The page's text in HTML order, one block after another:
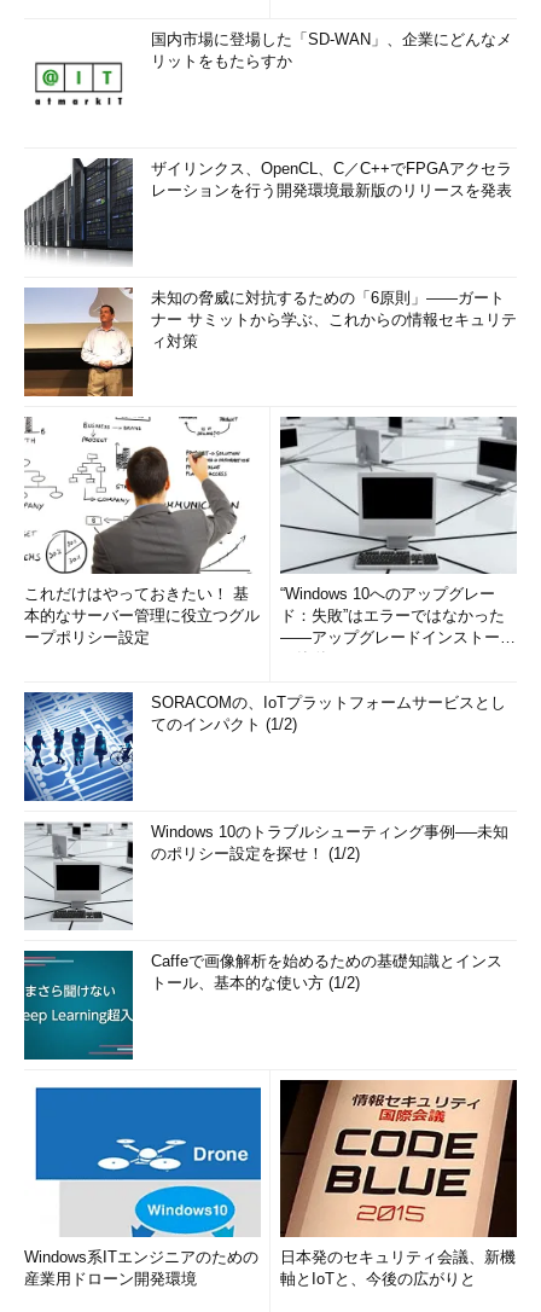
国内市場に登場した「SD-WAN」、企業にどんなメ
リットをもたらすか
ザイリンクス、OpenCL、C／C++でFPGAアクセラ
レーションを行う開発環境最新版のリリースを発表
未知の脅威に対抗するための「6原則」――ガート
ナー サミットから学ぶ、これからの情報セキュリテ
ィ対策
これだけはやっておきたい！ 基
本的なサーバー管理に役立つグル
ープポリシー設定
“Windows 10へのアップグレー
ド：失敗”はエラーではなかった
――アップグレードインストール
SORACOMの、IoTプラットフォームサービスとし
てのインパクト (1/2)
Windows 10のトラブルシューティング事例──未知
のポリシー設定を探せ！ (1/2)
Caffeで画像解析を始めるための基礎知識とインス
トール、基本的な使い方 (1/2)
Windows系ITエンジニアのための
産業用ドローン開発環境
日本発のセキュリティ会議、新機
軸とIoTと、今後の広がりと